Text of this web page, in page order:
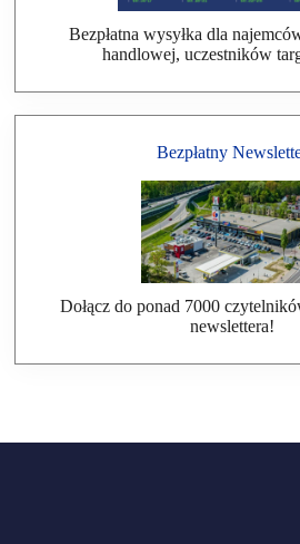
Bezpłatna wysyłka dla
handlowej, uczestników
Bezpłatny
Dołącz do ponad 7000
newslettera!